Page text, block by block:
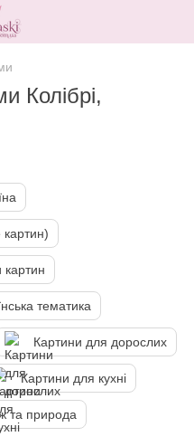
Колібрі,
картин)
тематика
Картини для дорослих
Картини для кухні
та природа